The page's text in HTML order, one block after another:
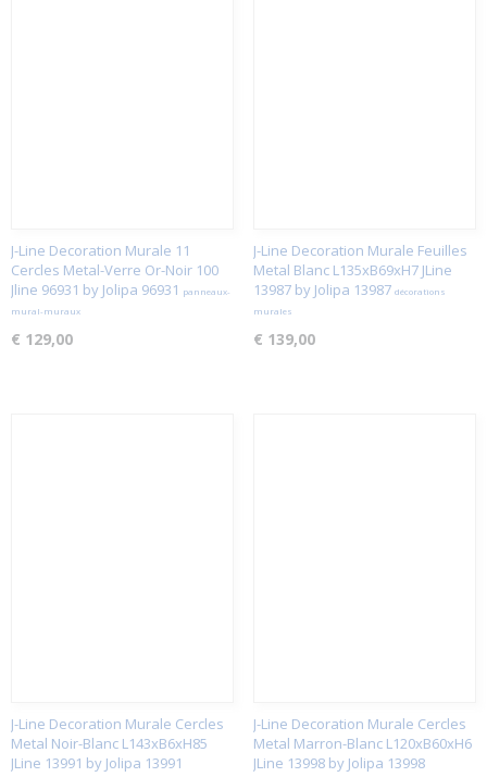
J-Line Decoration Murale 11
Cercles Metal-Verre Or-Noir 100
Jline 96931 by Jolipa 96931 panneaux-
mural-muraux
€ 129,00
J-Line Decoration Murale Feuilles
Metal Blanc L135xB69xH7 JLine
13987 by Jolipa 13987 décorations
murales
€ 139,00
J-Line Decoration Murale Cercles
Metal Noir-Blanc L143xB6xH85
JLine 13991 by Jolipa 13991
J-Line Decoration Murale Cercles
Metal Marron-Blanc L120xB60xH6
JLine 13998 by Jolipa 13998